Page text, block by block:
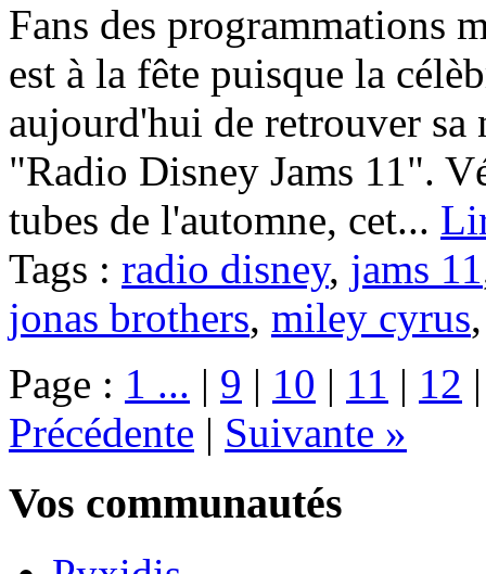
Fans des programmations
est à la fête puisque la
aujourd'hui de retrouver
"Radio Disney Jams 11".
tubes de l'automne, cet...
Tags : radio disney, jams 11
jonas brothers, miley cyrus
Page : 1 ... | 9 | 10 | 11 | 12
Précédente | Suivante »
Vos communautés